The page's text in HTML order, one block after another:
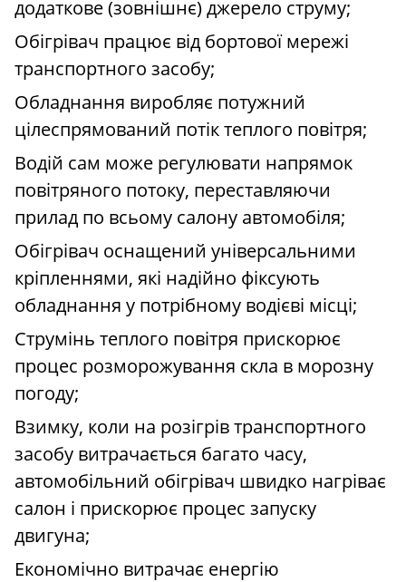
додаткове (зовнішнє) джерело струму;
Обігрівач працює від бортової мережі
транспортного засобу;
Обладнання виробляє потужний
цілеспрямований потік теплого повітря;
Водій сам може регулювати напрямок
повітряного потоку, переставляючи
прилад по всьому салону автомобіля;
Обігрівач оснащений універсальними
кріпленнями, які надійно фіксують
обладнання у потрібному водієві місці;
Струмінь теплого повітря прискорює
процес розморожування скла в морозну
погоду;
Взимку, коли на розігрів транспортного
засобу витрачається багато часу,
автомобільний обігрівач швидко нагріває
салон і прискорює процес запуску
двигуна;
Економічно витрачає енергію